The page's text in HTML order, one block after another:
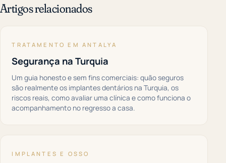
Artigos relacionados
TRATAMENTO EM ANTALYA
Segurança na Turquia
Um guia honesto e sem fins comerciais: quão seguros
são realmente os implantes dentários na Turquia, os
riscos reais, como avaliar uma clínica e como funciona o
acompanhamento no regresso a casa.
IMPLANTES E OSSO